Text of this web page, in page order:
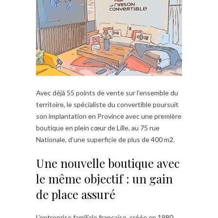
Avec déjà 55 points de vente sur l’ensemble du
territoire, le spécialiste du convertible poursuit
son implantation en Province avec une première
boutique en plein cœur de Lille, au 75 rue
Nationale, d’une superficie de plus de 400 m2.
Une nouvelle boutique avec
le même objectif : un gain
de place assuré